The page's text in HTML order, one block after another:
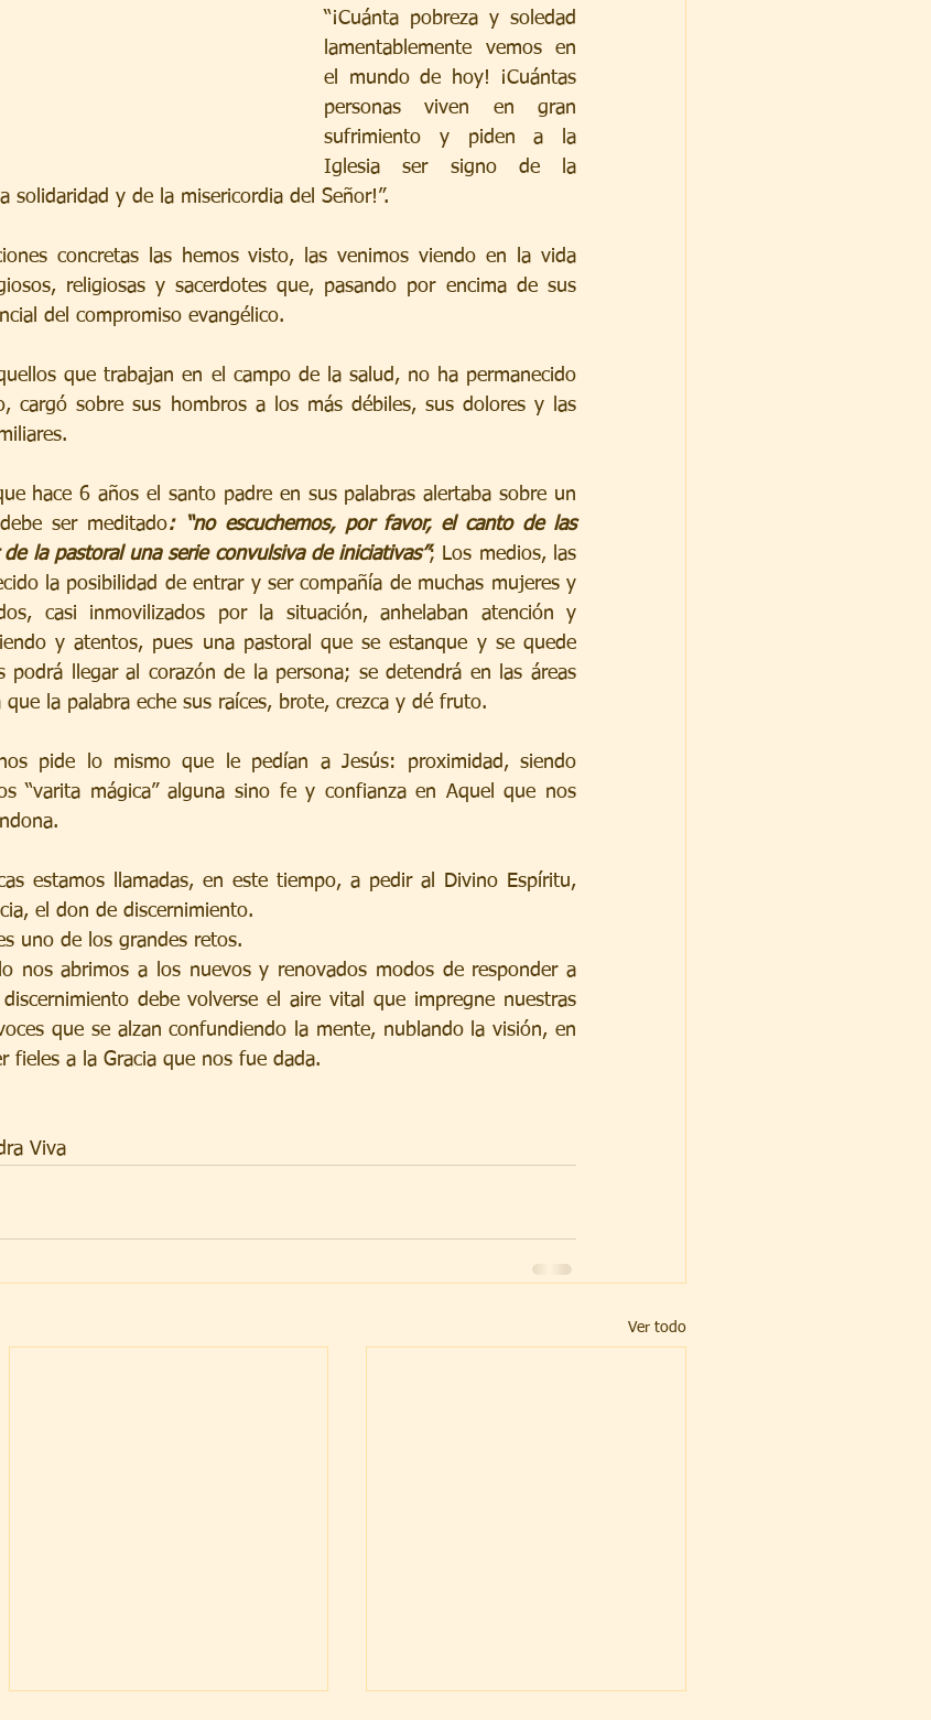
“¡Cuánta pobreza y soledad
lamentablemente vemos en
el mundo de hoy! ¡Cuántas
personas viven en gran
sufrimiento y piden a la
Iglesia ser signo de la
solidaridad y de la misericordia del Señor!”.
concretas las hemos visto, las venimos viendo en la vida
religiosas y sacerdotes que, pasando por encima de sus
del compromiso evangélico.
que trabajan en el campo de la salud, no ha permanecido
cargó sobre sus hombros a los más débiles, sus dolores y las
hace 6 años el santo padre en sus palabras alertaba sobre un
ser meditado: “no escuchemos, por favor, el canto de las
la pastoral una serie convulsiva de iniciativas”; Los medios, las
la posibilidad de entrar y ser compañía de muchas mujeres y
casi inmovilizados por la situación, anhelaban atención y
y atentos, pues una pastoral que se estanque y se quede
podrá llegar al corazón de la persona; se detendrá en las áreas
la palabra eche sus raíces, brote, crezca y dé fruto.
pide lo mismo que le pedían a Jesús: proximidad, siendo
“varita mágica” alguna sino fe y confianza en Aquel que nos
estamos llamadas, en este tiempo, a pedir al Divino Espíritu,
el don de discernimiento.
uno de los grandes retos.
nos abrimos a los nuevos y renovados modos de responder a
debe volverse el aire vital que impregne nuestras
que se alzan confundiendo la mente, nublando la visión, en
fieles a la Gracia que nos fue dada.
Viva
Ver todo